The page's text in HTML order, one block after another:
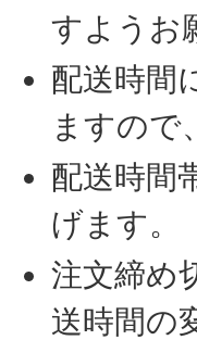
すようお
配送時間
ますので
配送時間
げます。
注文締め
送時間の